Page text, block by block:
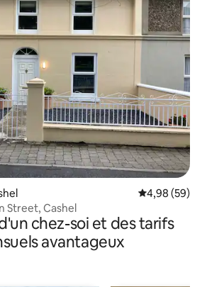
Évaluation
4,98 (59)
Street, Cashel
chez-soi et des tarifs
avantageux